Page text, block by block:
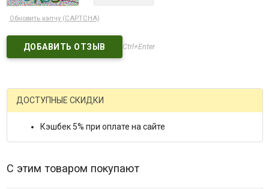
Обновить капчу (CAPTCHA)
Ctrl+Enter
ДОСТУПНЫЕ СКИДКИ
Кэшбек 5% при оплате на сайте
С этим товаром покупают